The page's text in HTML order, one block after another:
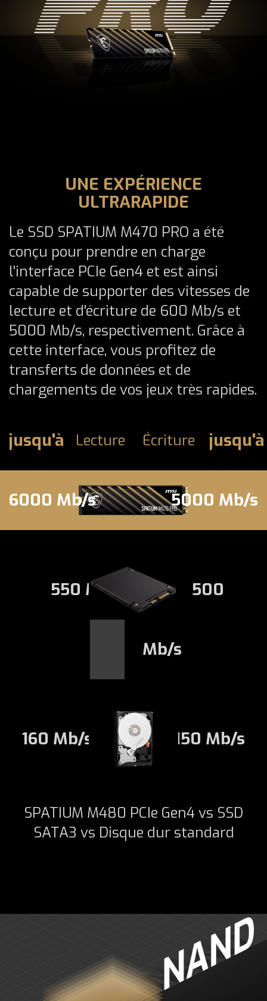
UNE EXPÉRIENCE
ULTRARAPIDE
Le SSD SPATIUM M470 PRO a été
conçu pour prendre en charge
l'interface PCIe Gen4 et est ainsi
capable de supporter des vitesses de
lecture et d'écriture de 600 Mb/s et
5000 Mb/s, respectivement. Grâce à
cette interface, vous profitez de
transferts de données et de
chargements de vos jeux très rapides.
jusqu'à Lecture Écriture jusqu'à
6000 Mb/s 5000 Mb/s
550 Mb/s 500
Mb/s
160 Mb/s 150 Mb/s
SPATIUM M480 PCIe Gen4 vs SSD
SATA3 vs Disque dur standard